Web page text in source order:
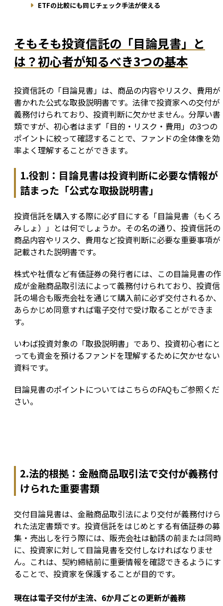
ETFの比較にも同じチェック手法が使える
そもそも投資信託の「目論見書」と
は？初心者が知るべき3つの基本
投資信託の「目論見書」は、商品の内容やリスク、費用が
書かれた公式な取扱説明書です。法律で投資家への交付が
義務付けられており、投資判断に欠かせません。分厚い書
類ですが、初心者はまず「目的・リスク・費用」の3つの
ポイントに絞って確認することで、ファンドの全体像を効
率よく理解することができます。
1.役割：目論見書は投資判断に必要な情報が
詰まった「公式な取扱説明書」
投資信託を購入する際に必ず目にする「目論見書（もくろ
みしょ）」とは何でしょうか。その名の通り、投資信託の
商品内容やリスク、費用など投資判断に必要な重要事項が
記載された説明書です。
株式や社債など有価証券の発行者には、この目論見書の作
成が金融商品取引法によって義務付けられており、投資信
託の場合も販売会社を通じて購入前に必ず交付されるか、
あらかじめ同意すれば電子交付で受け取ることができま
す。
いわば投資対象の「取扱説明書」であり、投資初心者にと
っても資金を預けるファンドを理解するために欠かせない
資料です。
目論見書のポイントについてはこちらのFAQもご参照くだ
さい。
2.法的根拠：金融商品取引法で交付が義務付
けられた重要書類
交付目論見書は、金融商品取引法により交付が義務付けら
れた法定書類です。投資信託をはじめとする有価証券の募
集・売出しを行う際には、販売会社は勧誘の前または同時
に、投資家に対して目論見書を交付しなければなりませ
ん。これは、契約締結前に重要情報を確認できるようにす
ることで、投資家を保護することが目的です。
現在は電子交付が主流、6か月ごとの更新が義務